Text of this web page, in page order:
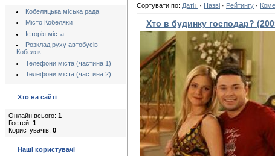
Кобеляцька міська рада
Місто Кобеляки
Історія міста
Розклад руху автобусів
Кобеляк
Телефони міста (частина 1)
Телефони міста (частина 2)
Хто на сайті
Онлайн всього: 1
Гостей: 1
Користувачів: 0
Наші користувачі
Сортувати по: Даті · Назві · Рейтингу ·
Хто в будинку господар?